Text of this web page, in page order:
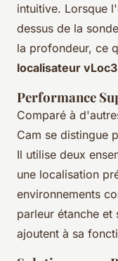
intuitive. Lorsque
dessus de la
la profondeur, ce
localisateur vLoc3
Performance
Comparé à
Cam se distingue
Il utilise deux
une localisation
environnements
parleur étanche et
ajoutent à sa